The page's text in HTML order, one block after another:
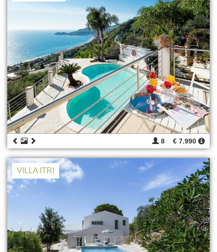
8 € 7.990
VILLA ITRI